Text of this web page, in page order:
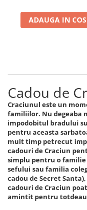
ADAUGA IN COS
Cadou de
Craciunul este un
familiilor. Nu degeaba
impodobitul bradului
pentru aceasta
mult timp petrecut
cadouri de Craciun
simplu pentru o
sefului sau familia
cadou de Secret
cadouri de Craciun
amintit pentru